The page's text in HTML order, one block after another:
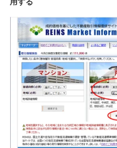
用する